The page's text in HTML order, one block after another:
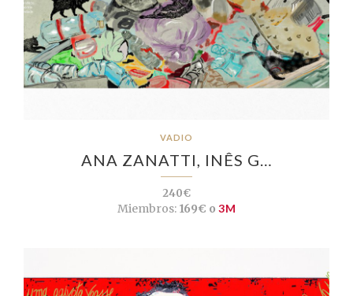
VADIO
ANA ZANATTI, INÊS G…
240€
Miembros:169€ o 3M